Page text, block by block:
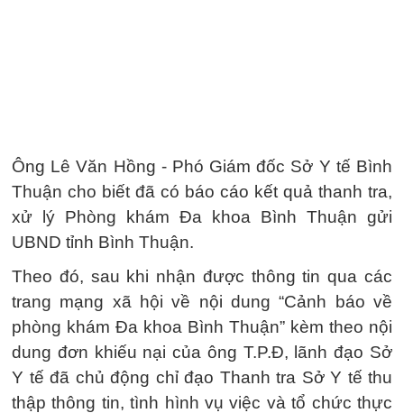
Ông Lê Văn Hồng - Phó Giám đốc Sở Y tế Bình
Thuận cho biết đã có báo cáo kết quả thanh tra,
xử lý Phòng khám Đa khoa Bình Thuận gửi
UBND tỉnh Bình Thuận.
Theo đó, sau khi nhận được thông tin qua các
trang mạng xã hội về nội dung “Cảnh báo về
phòng khám Đa khoa Bình Thuận” kèm theo nội
dung đơn khiếu nại của ông T.P.Đ, lãnh đạo Sở
Y tế đã chủ động chỉ đạo Thanh tra Sở Y tế thu
thập thông tin, tình hình vụ việc và tổ chức thực